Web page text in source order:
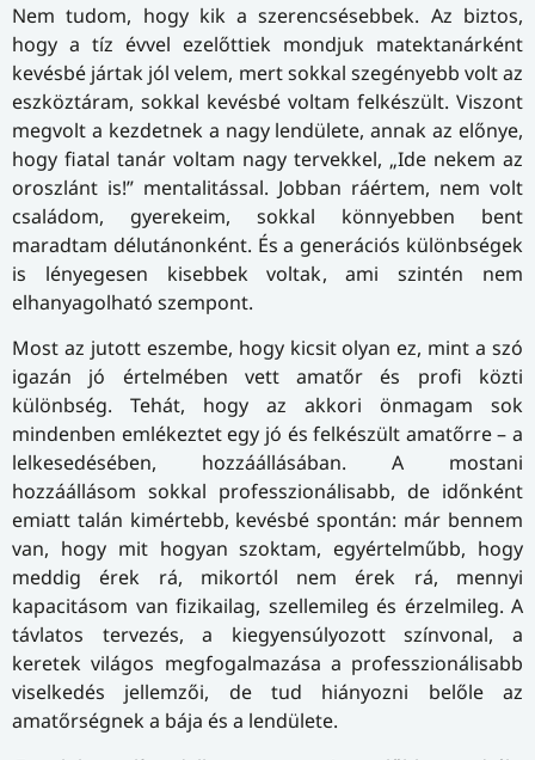
Nem tudom, hogy kik a szerencsésebbek. Az biztos,
hogy a tíz évvel ezelőttiek mondjuk matektanárként
kevésbé jártak jól velem, mert sokkal szegényebb volt az
eszköztáram, sokkal kevésbé voltam felkészült. Viszont
megvolt a kezdetnek a nagy lendülete, annak az előnye,
hogy fiatal tanár voltam nagy tervekkel, „Ide nekem az
oroszlánt is!” mentalitással. Jobban ráértem, nem volt
családom, gyerekeim, sokkal könnyebben bent
maradtam délutánonként. És a generációs különbségek
is lényegesen kisebbek voltak, ami szintén nem
elhanyagolható szempont.
Most az jutott eszembe, hogy kicsit olyan ez, mint a szó
igazán jó értelmében vett amatőr és profi közti
különbség. Tehát, hogy az akkori önmagam sok
mindenben emlékeztet egy jó és felkészült amatőrre – a
lelkesedésében, hozzáállásában. A mostani
hozzáállásom sokkal professzionálisabb, de időnként
emiatt talán kimértebb, kevésbé spontán: már bennem
van, hogy mit hogyan szoktam, egyértelműbb, hogy
meddig érek rá, mikortól nem érek rá, mennyi
kapacitásom van fizikailag, szellemileg és érzelmileg. A
távlatos tervezés, a kiegyensúlyozott színvonal, a
keretek világos megfogalmazása a professzionálisabb
viselkedés jellemzői, de tud hiányozni belőle az
amatőrségnek a bája és a lendülete.